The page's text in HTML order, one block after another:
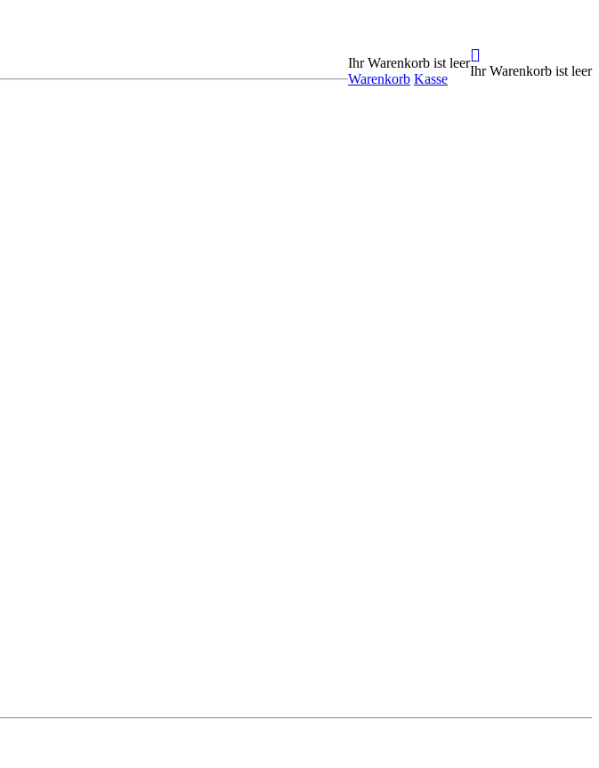
Ihr Warenkorb ist leer
Warenkorb Kasse
Ihr Warenkorb ist leer